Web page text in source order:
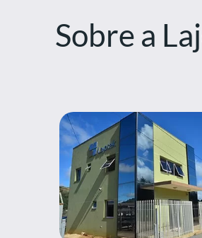
Sobre a